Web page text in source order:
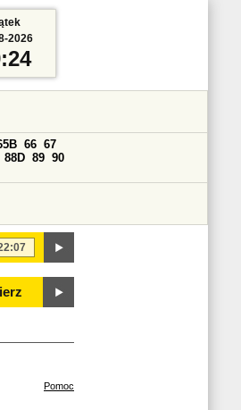
66 67
88D 89 90
2026
Pomoc